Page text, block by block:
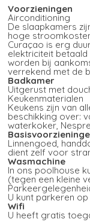
Voorzieningen
Airconditioning
De slaapkamers
hoge
Curaçao is erg
elektriciteit betaald
worden bij
verrekend met de
Badkamer
Uitgerust met
Keukenmaterialen
Keukens zijn van
beschikking over:
waterkoker,
Linnengoed,
dient zelf voor
Wasmachine
In ons poolhouse
(tegen een kleine
U kunt parkeren
Wifi
U heeft gratis